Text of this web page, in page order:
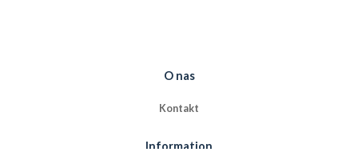
O nas
Kontakt
Information